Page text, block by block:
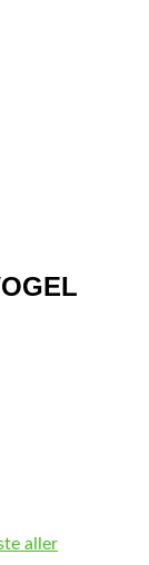
aller